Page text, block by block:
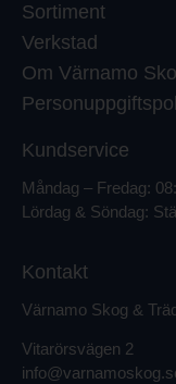
Sortiment
Verkstad
Om Värnamo
Kundservice
Måndag – Fredag:
Lördag & Söndag:
Kontakt
Värnamo Skog &
Vitarörsvägen 2